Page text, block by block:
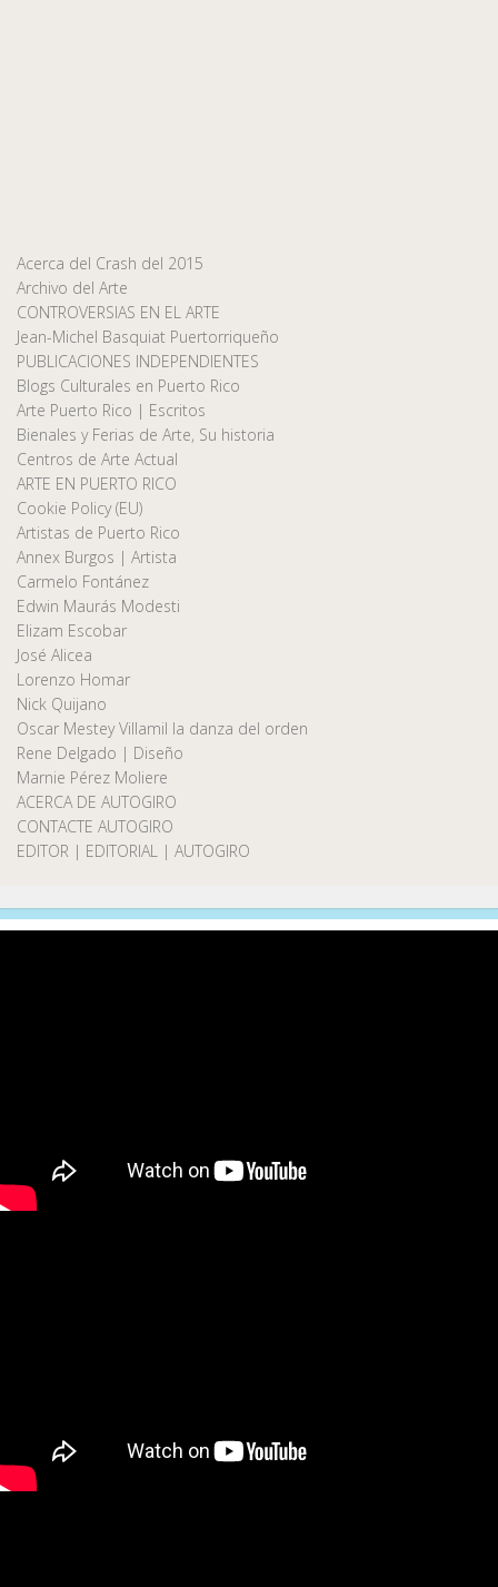
Acerca del Crash del 2015
Archivo del Arte
CONTROVERSIAS EN EL ARTE
Jean-Michel Basquiat Puertorriqueño
PUBLICACIONES INDEPENDIENTES
Blogs Culturales en Puerto Rico
Arte Puerto Rico | Escritos
Bienales y Ferias de Arte, Su historia
Centros de Arte Actual
ARTE EN PUERTO RICO
Cookie Policy (EU)
Artistas de Puerto Rico
Annex Burgos | Artista
Carmelo Fontánez
Edwin Maurás Modesti
Elizam Escobar
José Alicea
Lorenzo Homar
Nick Quijano
Oscar Mestey Villamil la danza del orden
Rene Delgado | Diseño
Marnie Pérez Moliere
ACERCA DE AUTOGIRO
CONTACTE AUTOGIRO
EDITOR | EDITORIAL | AUTOGIRO